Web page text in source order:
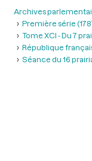
Archives
Première série
Tome XCI - Du 7
République
Séance du 16